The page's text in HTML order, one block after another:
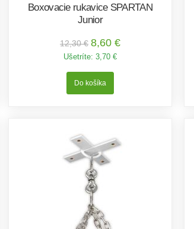
Boxovacie rukavice SPARTAN
Junior
12,30 € 8,60 €
Ušetríte: 3,70 €